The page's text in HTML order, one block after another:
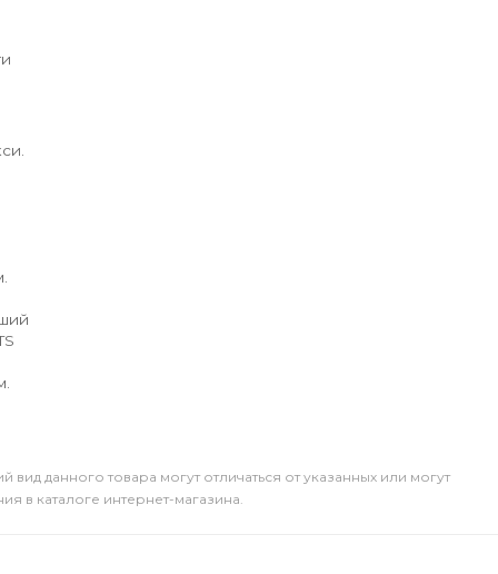
вид данного товара могут отличаться от указанных или могут
в каталоге интернет-магазина.